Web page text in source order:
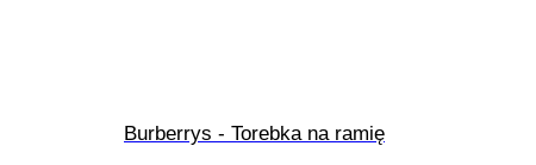
Burberrys - Torebka na ramię